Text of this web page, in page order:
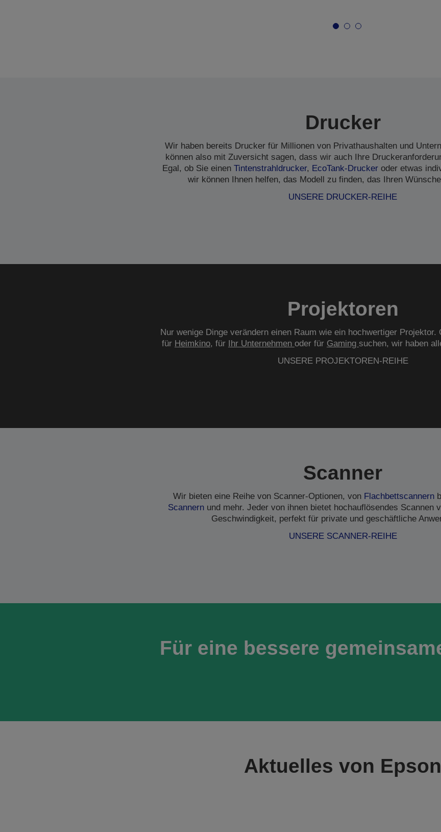
Drucker
Wir haben bereits Drucker für Millionen von Privathaushalten und
können also mit Zuversicht sagen, dass wir auch Ihre
Egal, ob Sie einenTintenstrahldrucker, EcoTank-Drucker oder etwas
wir können Ihnen helfen, das Modell zu finden, das Ihren
UNSERE DRUCKER-REIHE
Projektoren
Nur wenige Dinge verändern einen Raum wie ein hochwertiger Projektor.
für Heimkino, für Ihr Unternehmen oder für Gaming suchen, wir haben
UNSERE PROJEKTOREN-REIHE
Scanner
Wir bieten eine Reihe von Scanner-Optionen, von Flachbettscannern
Scannern und mehr. Jeder von ihnen bietet hochauflösendes Scannen
Geschwindigkeit, perfekt für private und geschäftliche
UNSERE SCANNER-REIHE
Für eine bessere
Aktuelles von Epson